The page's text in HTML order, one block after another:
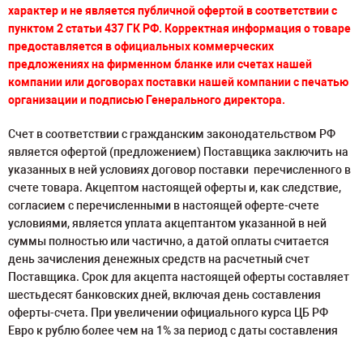
характер и не является публичной офертой в соответствии с
пунктом 2 статьи 437 ГК РФ. Корректная информация о товаре
предоставляется в официальных коммерческих
предложенияхна фирменном бланкеили счетах нашей
компании или договорах поставки нашей компаниис печатью
организации и подписью Генерального директора.
Счет в соответствии с гражданским законодательством РФ
является офертой (предложением) Поставщика заключить на
указанных в ней условиях договор поставки перечисленного в
счете товара. Акцептом настоящей оферты и, как следствие,
согласием с перечисленными в настоящей оферте-счете
условиями, является уплата акцептантом указанной в ней
суммы полностью или частично, а датой оплаты считается
день зачисления денежных средств на расчетный счет
Поставщика. Срок для акцепта настоящей оферты составляет
шестьдесят банковских дней, включая день составления
оферты-счета. При увеличении официального курса ЦБ РФ
Евро к рублю более чем на 1% за период с даты составления